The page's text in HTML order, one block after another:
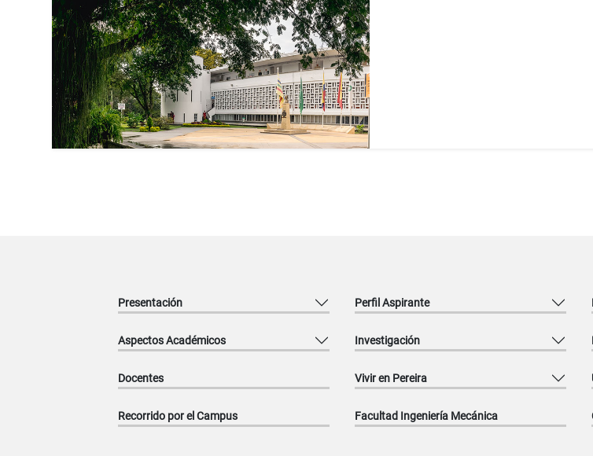
Presentación Perfil Aspirante
Aspectos Académicos Investigación
Docentes Vivir en Pereira
Recorrido por el Campus Facultad Ingeniería Mecánica